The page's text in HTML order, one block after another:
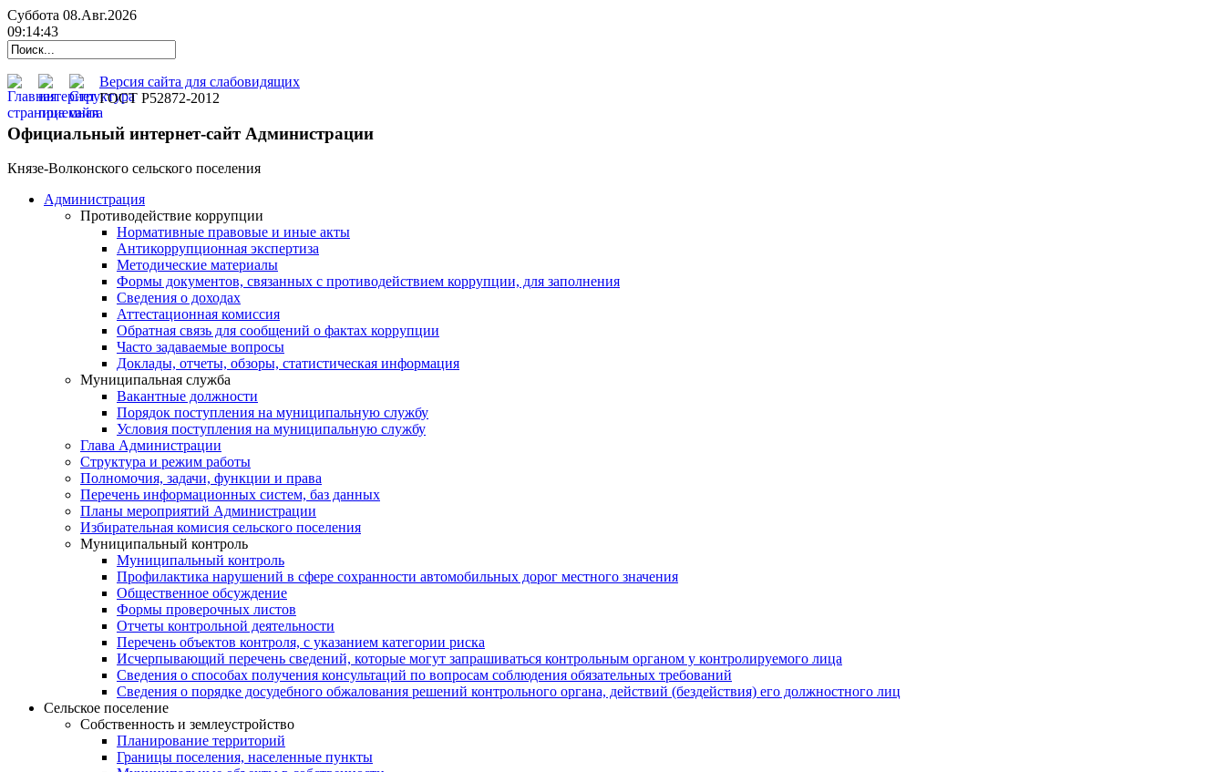
Суббота 08.Авг.2026
09:14:44
Версия сайта для слабовидящих
ГОСТ Р52872-2012
Официальный интернет-сайт Администрации
Князе-Волконского сельского поселения
Администрация
Противодействие коррупции
Нормативные правовые и иные акты
Антикоррупционная экспертиза
Методические материалы
Формы документов, связанных с противодействием коррупции, для заполнения
Сведения о доходах
Аттестационная комиссия
Обратная связь для сообщений о фактах коррупции
Часто задаваемые вопросы
Доклады, отчеты, обзоры, статистическая информация
Муниципальная служба
Вакантные должности
Порядок поступления на муниципальную службу
Условия поступления на муниципальную службу
Глава Администрации
Структура и режим работы
Полномочия, задачи, функции и права
Перечень информационных систем, баз данных
Планы мероприятий Администрации
Избирательная комисия сельского поселения
Муниципальный контроль
Муниципальный контроль
Профилактика нарушений в сфере сохранности автомобильных дорог местного значения
Общественное обсуждение
Формы проверочных листов
Отчеты контрольной деятельности
Перечень объектов контроля, с указанием категории риска
Исчерпывающий перечень сведений, которые могут запрашиваться контрольным органом у контролируемого лица
Сведения о способах получения консультаций по вопросам соблюдения обязательных требований
Сведения о порядке досудебного обжалования решений контрольного органа, действий (бездействия) его должностного лиц
Сельское поселение
Собственность и землеустройство
Планирование территорий
Границы поселения, населенные пункты